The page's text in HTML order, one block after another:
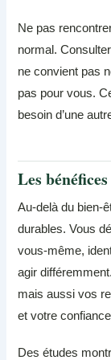
Ne pas
normal.
ne convient pas
pas pour vous.
besoin d’une
Les
Au-delà du bien-
durables. Vous
vous-même,
agir
mais aussi vos
et votre
Des études